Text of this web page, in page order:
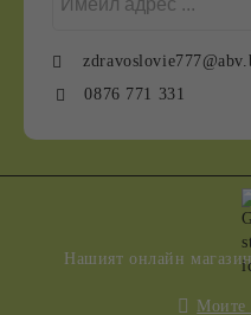
0876 771 331
Нашият онлайн
Моите